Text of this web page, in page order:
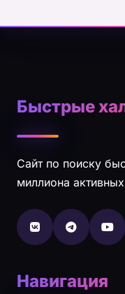
Быстрые
Сайт по поиску
миллиона
Навигация